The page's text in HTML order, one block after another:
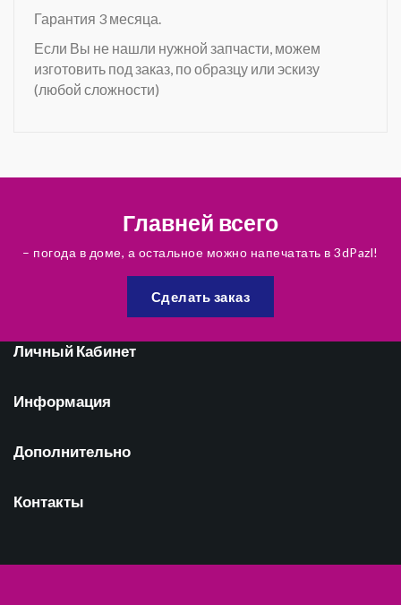
Гарантия 3 месяца.
Если Вы не нашли нужной запчасти, можем
изготовить под заказ, по образцу или эскизу
(любой сложности)
Главней всего
– погода в доме, а остальное можно напечатать в 3dPazl!
Сделать заказ
Личный Кабинет
Информация
Дополнительно
Контакты